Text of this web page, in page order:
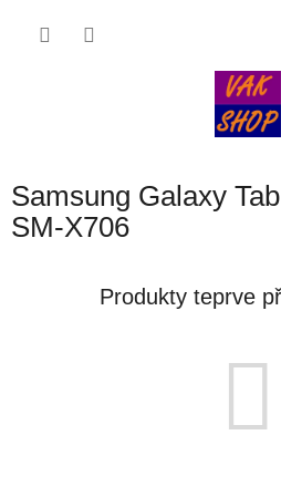
Samsung Galaxy
SM-X706
Produkty teprve